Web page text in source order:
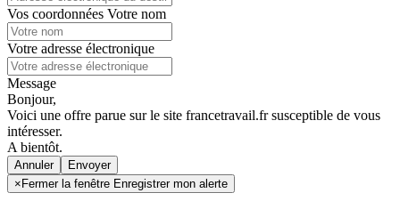
Vos coordonnées Votre nom
Votre adresse électronique
Message
Bonjour,
Voici une offre parue sur le site francetravail.fr susceptible de vous
intéresser.
A bientôt.
Annuler
× Fermer la fenêtre Enregistrer mon alerte